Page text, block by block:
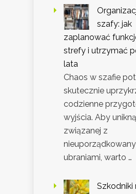
szafy: jak
zaplanować
strefy i utrzymać
lata
Chaos w szafie
skutecznie
codzienne
wyjścia. Aby
związanej z
ubraniami, warto …
Szkodniki